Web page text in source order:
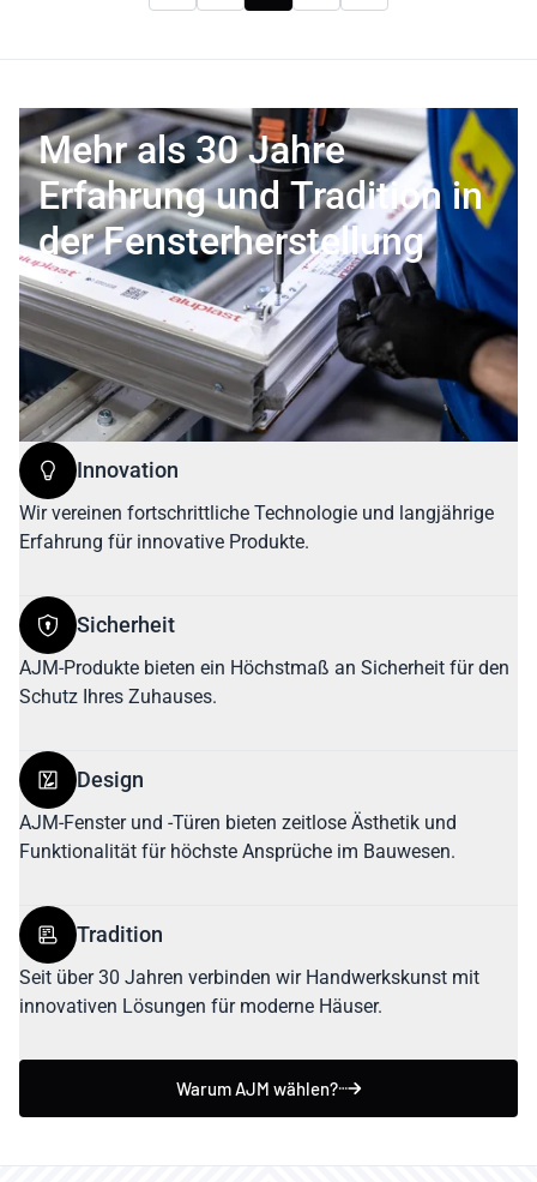
Mehr als 30 Jahre
Erfahrung und Tradition in
der Fensterherstellung
Warum AJM wählen?
Innovation
Wir vereinen fortschrittliche Technologie und langjährige
Erfahrung für innovative Produkte.
Sicherheit
AJM-Produkte bieten ein Höchstmaß an Sicherheit für den
Schutz Ihres Zuhauses.
Design
AJM-Fenster und -Türen bieten zeitlose Ästhetik und
Funktionalität für höchste Ansprüche im Bauwesen.
Tradition
Seit über 30 Jahren verbinden wir Handwerkskunst mit
innovativen Lösungen für moderne Häuser.